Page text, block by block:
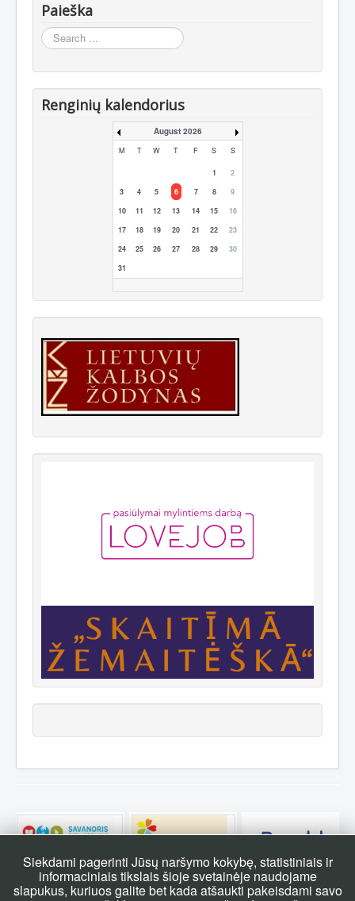
Paieška
Search
...
Renginių kalendorius
August 2026
M T W T F S S
1
2
3
4 5 6 7 8
9
10
11 12 13 14 15
16
17
18 19 20 21 22
23
24
25 26 27 28 29
30
31
Siekdami pagerinti Jūsų naršymo kokybę, statistiniais ir
informaciniais tikslais šioje svetainėje naudojame
slapukus, kuriuos galite bet kada atšaukti pakeisdami savo